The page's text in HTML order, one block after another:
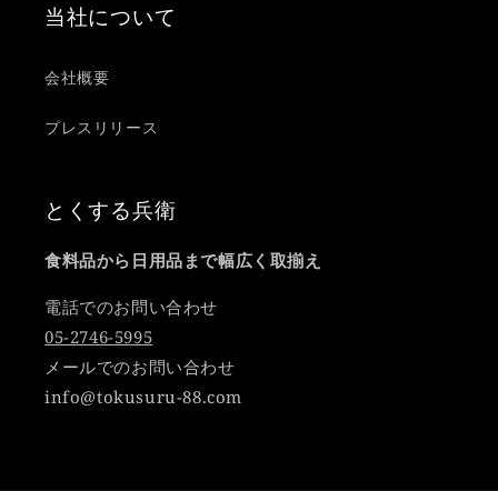
当社について
会社概要
プレスリリース
とくする兵衛
食料品から日用品まで幅広く取揃え
電話でのお問い合わせ
05-2746-5995
メールでのお問い合わせ
info@tokusuru-88.com